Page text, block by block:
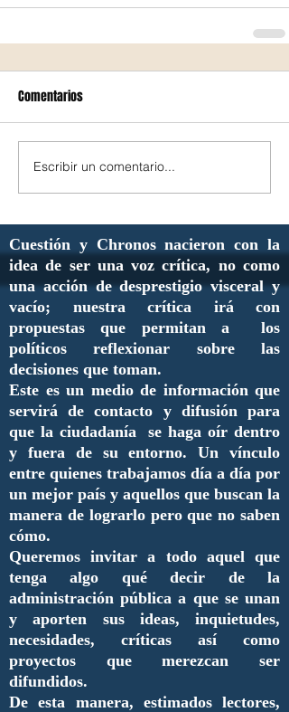
Comentarios
Escribir un comentario...
Cuestión y Chronos nacieron con la
idea de ser una voz crítica, no como
una acción de desprestigio visceral y
vacío; nuestra crítica irá con
propuestas que permitan a los
políticos reflexionar sobre las
decisiones que toman.
Este es un medio de información que
servirá de contacto y difusión para
que la ciudadanía se haga oír dentro
y fuera de su entorno. Un vínculo
entre quienes trabajamos día a día por
un mejor país y aquellos que buscan la
manera de lograrlo pero que no saben
cómo.
Queremos invitar a todo aquel que
tenga algo qué decir de la
administración pública a que se unan
y aporten sus ideas, inquietudes,
necesidades, críticas así como
proyectos que merezcan ser
difundidos.
De esta manera, estimados lectores,